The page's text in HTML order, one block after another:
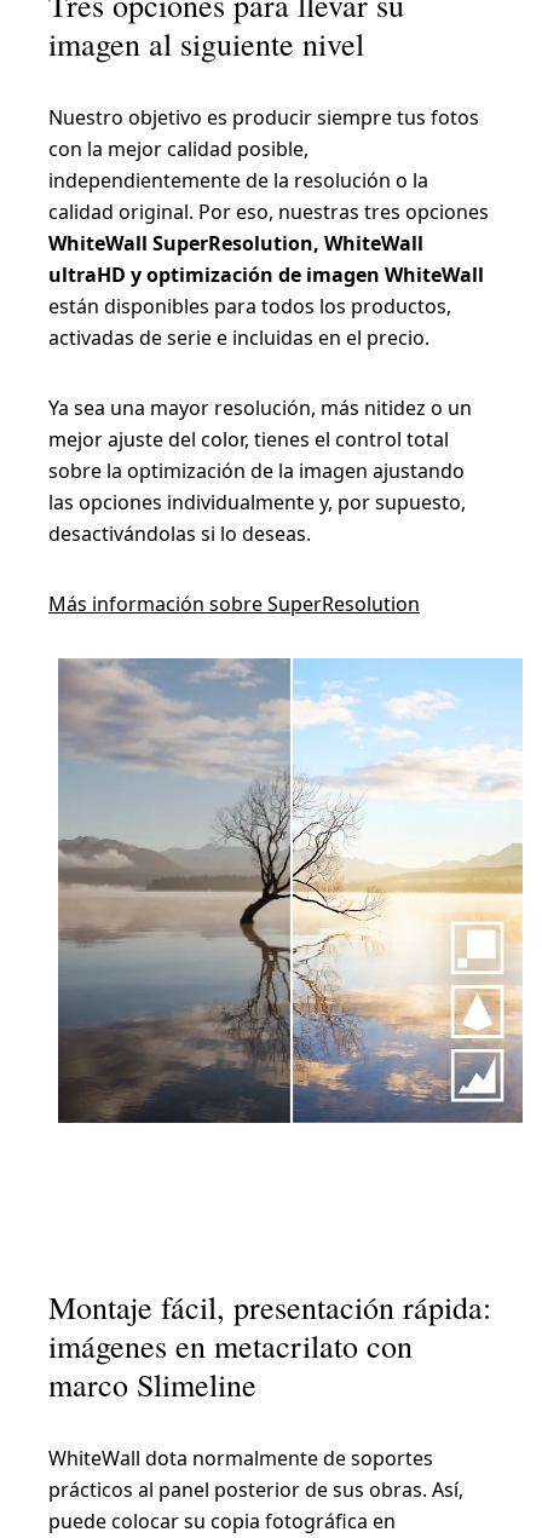
imagen al siguiente nivel
Nuestro objetivo es producir siempre tus fotos
con la mejor calidad posible,
independientemente de la resolución o la
calidad original. Por eso, nuestras tres opciones
WhiteWall SuperResolution, WhiteWall
ultraHD y optimización de imagen WhiteWall
están disponibles para todos los productos,
activadas de serie e incluidas en el precio.
Ya sea una mayor resolución, más nitidez o un
mejor ajuste del color, tienes el control total
sobre la optimización de la imagen ajustando
las opciones individualmente y, por supuesto,
desactivándolas si lo deseas.
Más información sobre SuperResolution
Montaje fácil, presentación rápida:
imágenes en metacrilato con
marco Slimeline
WhiteWall dota normalmente de soportes
prácticos al panel posterior de sus obras. Así,
puede colocar su copia fotográfica en